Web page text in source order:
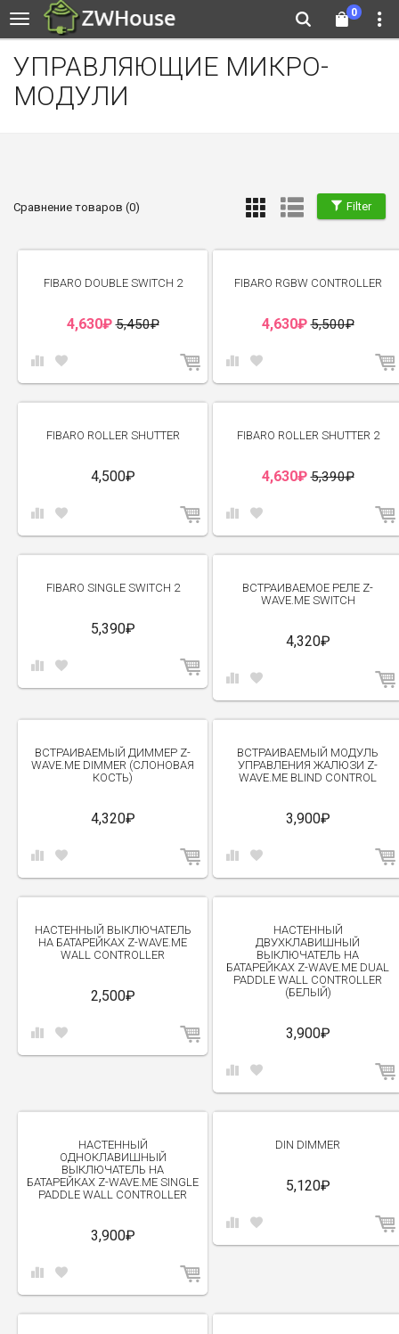
0
УПРАВЛЯЮЩИЕ МИКРО-
МОДУЛИ
Filter
Сравнение товаров (0)
FIBARO DOUBLE SWITCH 2
4,630₽ 5,450₽
FIBARO RGBW CONTROLLER
4,630₽ 5,500₽
FIBARO ROLLER SHUTTER
4,500₽
FIBARO ROLLER SHUTTER 2
4,630₽ 5,390₽
FIBARO SINGLE SWITCH 2
5,390₽
ВСТРАИВАЕМОЕ РЕЛЕ Z-
WAVE.ME SWITCH
4,320₽
ВСТРАИВАЕМЫЙ ДИММЕР Z-
WAVE.ME DIMMER (СЛОНОВАЯ
КОСТЬ)
4,320₽
ВСТРАИВАЕМЫЙ МОДУЛЬ
УПРАВЛЕНИЯ ЖАЛЮЗИ Z-
WAVE.ME BLIND CONTROL
3,900₽
НАСТЕННЫЙ ВЫКЛЮЧАТЕЛЬ
НА БАТАРЕЙКАХ Z-WAVE.ME
WALL CONTROLLER
2,500₽
НАСТЕННЫЙ
ДВУХКЛАВИШНЫЙ
ВЫКЛЮЧАТЕЛЬ НА
БАТАРЕЙКАХ Z-WAVE.ME DUAL
PADDLE WALL CONTROLLER
(БЕЛЫЙ)
3,900₽
НАСТЕННЫЙ
ОДНОКЛАВИШНЫЙ
ВЫКЛЮЧАТЕЛЬ НА
БАТАРЕЙКАХ Z-WAVE.ME SINGLE
PADDLE WALL CONTROLLER
3,900₽
DIN DIMMER
5,120₽